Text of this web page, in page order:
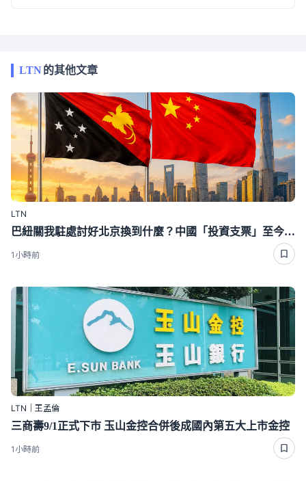
LTN的其他文章
LTN
巴紐關我駐處討好北京換到什麼？中國「投資支票」至今沒看到金額
1小時前
LTN｜王孟倫
三商壽9/1正式下市 玉山金控合併後成國內第五大上市金控
1小時前